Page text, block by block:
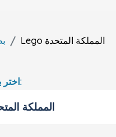
Lego المملكة المتحدة
اختر بلد الاستخدام:
المملكة